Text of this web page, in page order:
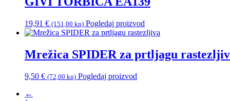
19,91 € (151,00 kn) Pogledaj proizvod
Mrežica SPIDER za prtljagu
9,50 € (72,00 kn) Pogledaj proizvod
←